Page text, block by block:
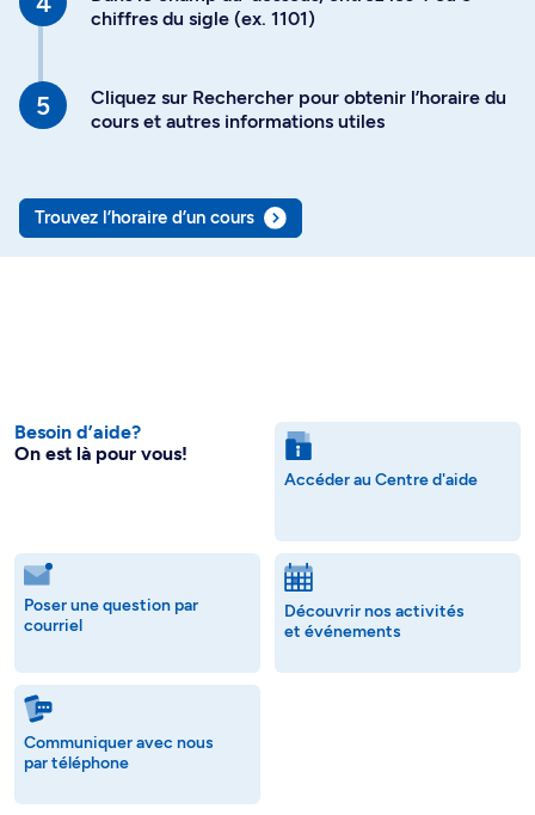
chiffres du sigle (ex. 1101)
Cliquez sur Rechercher pour obtenir l’horaire du
cours et autres informations utiles
Trouvez l’horaire d’un cours
Besoin d’aide?
On est là pour vous!
Accéder au Centre d'aide
Poser une question par
courriel
Découvrir nos activités
et événements
Communiquer avec nous
par téléphone